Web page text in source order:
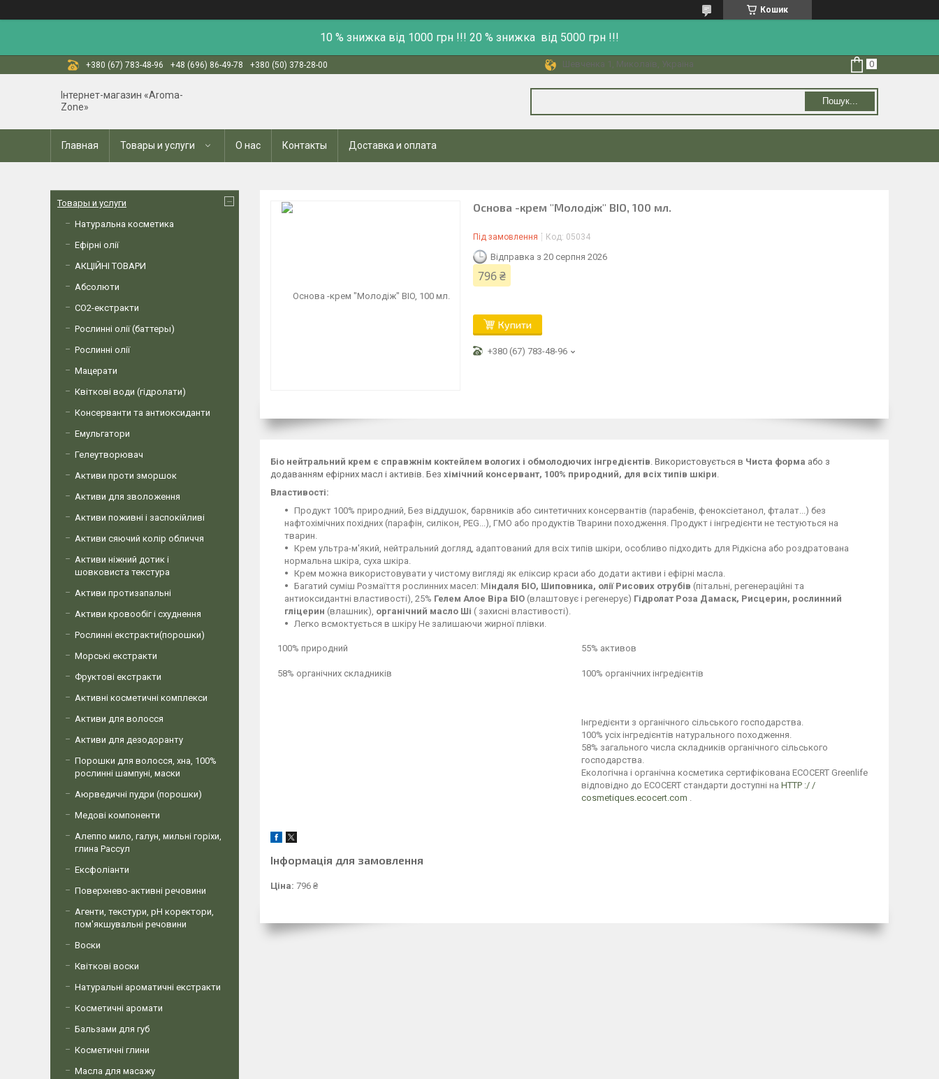
Кошик
10 % знижка від 1000 грн !!! 20 % знижка від 5000 грн !!!
+380 (67) 783-48-96 +48 (696) 86-49-78 +380 (50) 378-28-00 Шевченка 1, Миколаїв, Україна
Інтернет-магазин «Aroma-
Zone»
Пошук...
Главная Товары и услуги О нас Контакты Доставка и оплата
Основа -крем "Молодіж" BIO, 100 мл.
Під замовлення Код: 05034
Відправка з 20 серпня 2026
796 ₴
Купити
+380 (67) 783-48-96
Біо нейтральний крем є справжнім коктейлем вологих і обмолодючих інгредієнтів. Використовується в Чиста форма або з
додаванням ефірних масл і активів. Без хімічний консервант, 100% природний, для всіх типів шкіри.
Властивості:
Продукт 100% природний, Без віддушок, барвників або синтетичних консервантів (парабенів, феноксіетанол, фталат...) без
нафтохімічних похідних (парафін, силікон, PEG...), ГМО або продуктів Тварини походження. Продукт і інгредієнти не тестуються на
тварин.
Крем ультра-м'який, нейтральний догляд, адаптований для всіх типів шкіри, особливо підходить для Рідкісна або роздратована
нормальна шкіра, суха шкіра.
Крем можна використовувати у чистому вигляді як еліксир краси або додати активи і ефірні масла.
Багатий суміш Розмаїття рослинних масел: Міндаля БІО, Шиповника, олії Рисових отрубів (пітальні, регенераційні та
антиоксидантні властивості), 25% Гелем Алое Віра БІО (влаштовує і регенерує) Гідролат Роза Дамаск, Рисцерин, рослинний
гліцерин (влашник), органічний масло Ші ( захисні властивості).
Легко всмоктується в шкіру Не залишаючи жирної плівки.
100% природний 55% активов
58% органічних складників 100% органічних інгредієнтів
Інгредієнти з органічного сільського господарства.
100% усіх інгредієнтів натурального походження.
58% загального числа складників органічного сільського
господарства.
Екологічна і органічна косметика сертифікована ECOCERT Greenlife
відповідно до ECOCERT стандарти доступні на HTTP :/ /
cosmetiques.ecocert.com .
Інформація для замовлення
Ціна: 796 ₴
Товары и услуги
Натуральна косметика
Ефірні олії
АКЦІЙНІ ТОВАРИ
Абсолюти
СО2-екстракти
Рослинні олії (баттеры)
Рослинні олії
Мацерати
Квіткові води (гідролати)
Консерванти та антиоксиданти
Емульгатори
Гелеутворювач
Активи проти зморшок
Активи для зволоження
Активи поживні і заспокійливі
Активи сяючий колір обличчя
Активи ніжний дотик і
шовковиста текстура
Активи протизапальні
Активи кровообіг і схуднення
Рослинні екстракти(порошки)
Морські екстракти
Фруктові екстракти
Активні косметичні комплекси
Активи для волосся
Активи для дезодоранту
Порошки для волосся, хна, 100%
рослинні шампуні, маски
Аюрведичні пудри (порошки)
Медові компоненти
Алеппо мило, галун, мильні горіхи,
глина Рассул
Ексфоліанти
Поверхнево-активні речовини
Агенти, текстури, рН коректори,
пом'якшувальні речовини
Воски
Квіткові воски
Натуральні ароматичні екстракти
Косметичні аромати
Бальзами для губ
Косметичні глини
Масла для масажу